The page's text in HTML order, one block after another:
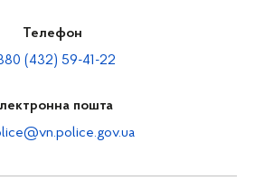
Телефон
(432) 59-41-22
пошта